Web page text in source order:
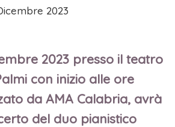
2023
2023 presso il teatro
con inizio alle ore
da AMA Calabria, avrà
del duo pianistico